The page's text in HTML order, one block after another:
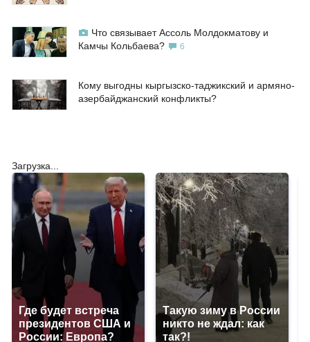
Что связывает Ассоль Молдокматову и
Камчы Кольбаева?
6
Кому выгодны кыргызско-таджикский и армяно-
азербайджанский конфликты?
Загрузка...
Где будет встреча
президентов США и
России: Европа?
Такую зиму в России
никто не ждал: как
так?!